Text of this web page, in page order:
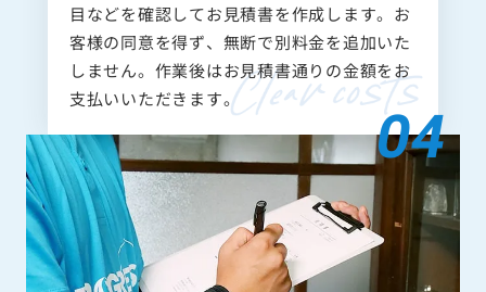
目などを確認してお見積書を作成します。お
客様の同意を得ず、無断で別料金を追加いた
しません。作業後はお見積書通りの金額をお
支払いいただきます。